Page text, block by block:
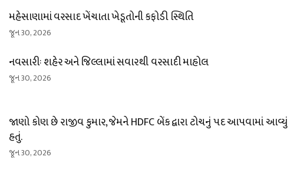
મહેસાણામાં વરસાદ ખેંચાતા ખેડૂતોની કફોડી સ્થિતિ
જૂન 30, 2026
નવસારીઃ શહેર અને જિલ્લામાં સવારથી વરસાદી માહોલ
જૂન 30, 2026
જાણો કોણ છે રાજીવ કુમાર, જેમને HDFC બેંક દ્વારા ટોચનું પદ આપવામાં આવ્યું
હતું.
જૂન 30, 2026